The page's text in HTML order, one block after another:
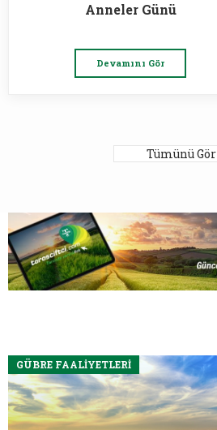
Anneler Günü
Devamını Gör
Tümünü Gör
GÜBRE FAALİYETLERİ